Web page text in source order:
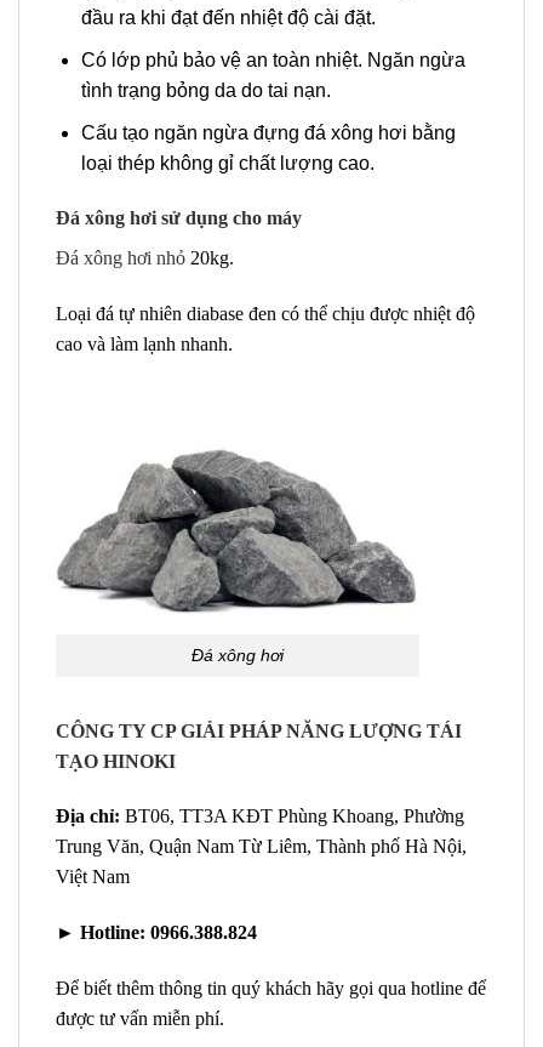
đầu ra khi đạt đến nhiệt độ cài đặt.
Có lớp phủ bảo vệ an toàn nhiệt. Ngăn ngừa
tình trạng bỏng da do tai nạn.
Cấu tạo ngăn ngừa đựng đá xông hơi bằng
loại thép không gỉ chất lượng cao.
Đá xông hơi sử dụng cho máy
Đá xông hơi nhỏ 20kg.
Loại đá tự nhiên diabase đen có thể chịu được nhiệt độ
cao và làm lạnh nhanh.
Đá xông hơi
CÔNG TY CP GIẢI PHÁP NĂNG LƯỢNG TÁI
TẠO HINOKI
Địa chỉ: BT06, TT3A KĐT Phùng Khoang, Phường
Trung Văn, Quận Nam Từ Liêm, Thành phố Hà Nội,
Việt Nam
► Hotline: 0966.388.824
Để biết thêm thông tin quý khách hãy gọi qua hotline để
được tư vấn miễn phí.